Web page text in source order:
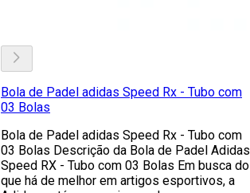
Bola de Padel adidas Speed Rx - Tubo com
03 Bolas
Bola de Padel adidas Speed Rx - Tubo com
03 Bolas Descrição da Bola de Padel Adidas
Speed RX - Tubo com 03 Bolas Em busca do
que há de melhor em artigos esportivos, a